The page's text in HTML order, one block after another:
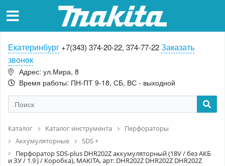
Екатеринбург +7(343) 374-20-22, 374-77-22Заказать
звонок
Адрес: ул.Мира, 8
Время работы: ПН-ПТ 9-18, СБ, ВС - выходной
Каталог Каталог инструмента
Перфораторы
Аккумуляторные
SDS +
Перфоратор SDS-plus DHR202Z аккумуляторный (18V / без АКБ
и ЗУ / 1.9 J / Коробка), MAKITA, арт: DHR202Z DHR202Z DHR202Z